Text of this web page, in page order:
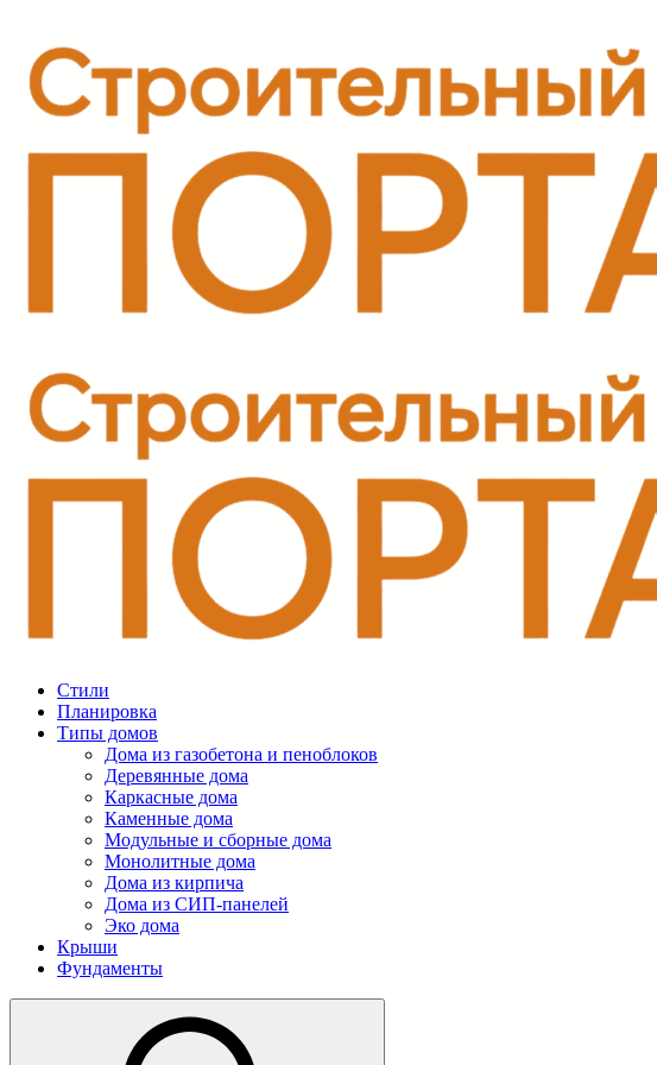
Стили
Планировка
Типы домов
Дома из газобетона и пеноблоков
Деревянные дома
Каркасные дома
Каменные дома
Модульные и сборные дома
Монолитные дома
Дома из кирпича
Дома из СИП-панелей
Эко дома
Крыши
Фундаменты